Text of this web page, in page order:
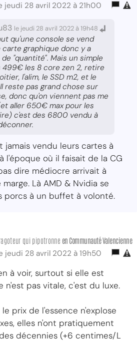
jeudi 28 avril 2022 à 21h00
le jeudi 28 avril 2022 à 19h48
qu'une console se vend
carte graphique donc y a
"quantité". Mais un simple
les 8 core zen 2, retire
l'alim, le SSD m2, et le
reste pas grand chose sur
donc qu'on viennent pas me
aller 650€ max pour les
c'est des 6800 vendu à
jamais vendu leurs cartes à
l'époque où il faisait de la CG
dire médiocre arrivait à
Là AMD & Nvidia se
porcs à un buffet à volonté.
qui pipotronne en Communauté Valencienne
jeudi 28 avril 2022 à 19h50
à voir, surtout si elle est
pas vitale, c'est du luxe.
prix de l'essence n'explose
elles n'ont pratiquement
décennies (+6 centimes/L